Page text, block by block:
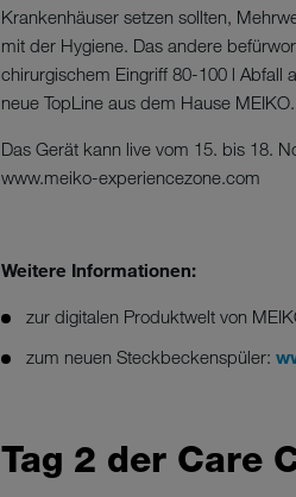
Krankenhäuser setzen sollten,
mit der Hygiene. Das andere
chirurgischem Eingriff 80-100 l Abfall
neue TopLine aus dem Hause MEIKO.
Das Gerät kann live vom 15. bis 18.
www.meiko-experiencezone.com
Weitere Informationen:
zur digitalen Produktwelt von
zum neuen Steckbeckenspüler:
Tag 2 der Care